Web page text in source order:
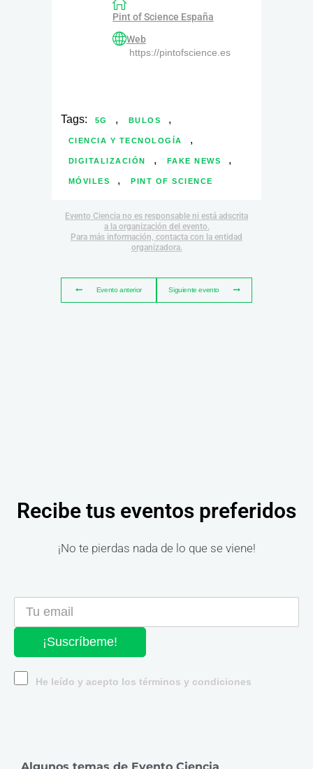
Pint of Science España
Web
https://pintofscience.es
Tags: 5G , BULOS ,
CIENCIA Y TECNOLOGÍA ,
DIGITALIZACIÓN , FAKE NEWS ,
MÓVILES , PINT OF SCIENCE
Evento Ciencia no es responsable ni está adscrita
a la organización del evento.
Para más información, contacta con la entidad
organizadora.
Evento anterior Siguiente evento
Recibe tus eventos preferidos
¡No te pierdas nada de lo que se viene!
¡Suscríbeme!
He leído y acepto los términos y condiciones